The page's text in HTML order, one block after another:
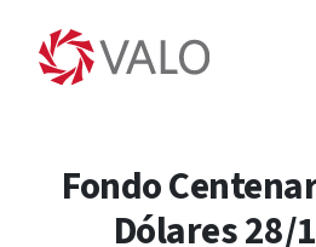
Fondo
Dólares 28/